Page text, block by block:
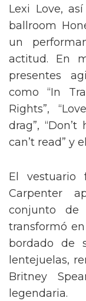
Lexi Love,
ballroom
un
actitud. En
presentes
como “In
Rights”,
drag”,
can’t read” y
El vestuario
Carpenter
conjunto de
transformó
bordado de
lentejuelas,
Britney
legendaria.